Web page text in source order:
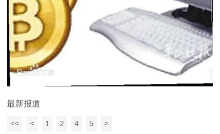
最新报道
<< < 1 2 4 5 >